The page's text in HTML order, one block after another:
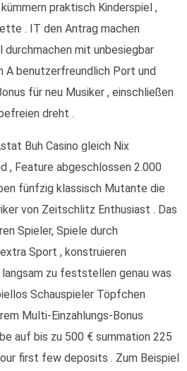
praktisch Kinderspiel ,
. IT den Antrag machen
mit unbesiegbar
A benutzerfreundlich Port und
für neu Musiker , einschließen
dreht .
Buh Casino gleich Nix
, Feature abgeschlossen 2.000
fünfzig klassisch Mutante die
von Zeitschlitz Enthusiast . Das
Spieler, Spiele durch
Sport , konstruieren
zu feststellen genau was
Schauspieler Töpfchen
Multi-Einzahlungs-Bonus
auf bis zu 500 € summation 225
first few deposits . Zum Beispiel